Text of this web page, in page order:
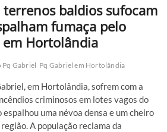
baldios sufocam
fumaça pelo
em Hortolândia
Pq Gabriel Pq Gabriel em Hortolândia
em Hortolândia, sofrem com a
criminosos em lotes vagos do
uma névoa densa e um cheiro
A população reclama da